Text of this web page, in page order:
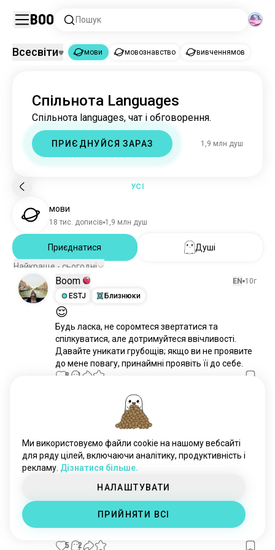
Boo Пошук
мови 1,9 млн душ
мовознавство 3,4 тис. душ
вивченнямов
Всесвіти мови мовознавство вивченнямов
Спільнота Languages
Спільнота languages, чат і обговорення.
ПРИЄДНУЙСЯ ЗАРАЗ 1,9 млн душ
УСІ
мови
18 тис. дописів 1,9 млн душ
Приєднатися
Душі
Найкраще - сьогодні
Boom EN 10г
ESTJ
Близнюки
😌
Будь ласка, не соромтеся звертатися та
спілкуватися, але дотримуйтеся ввічливості.
Давайте уникати грубощів; якщо ви не проявите
до мене повагу, принаймні проявіть її до себе.
8 1
Терези 6 7
Duo Lingo - подобається чи ні
Тож я подумав, що спробую вивчити корейську
на Duolingo - але це жахливо. Занадто швидко, і
коли я коли-небудь відвідаю і скажу Привіт, ви
тридцять років. LOL Мені просто хочеться
5 2
Ми використовуємо файли cookie на нашому вебсайті
для ряду цілей, включаючи аналітику, продуктивність і
рекламу. Дізнатися більше.
НАЛАШТУВАТИ
ПРИЙНЯТИ ВСІ